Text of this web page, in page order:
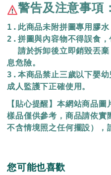
警告及注意事項：
1.此商品未附拼圖專用膠水
2.拼圖與內容物不得誤食，
請於拆卸後立即銷毀丟
息危險。
3.本商品禁止三歲以下嬰
成人監護下正確使用。
【貼心提醒】本網站商品
樣品僅供參考，商品請依實
不含情境照之任何擺設），
您可能也喜歡